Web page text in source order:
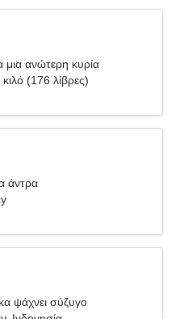
μια ανώτερη κυρία
(176 λίβρες)
άντρα
ψάχνει σύζυγο